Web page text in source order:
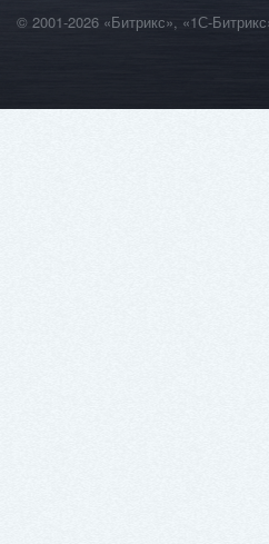
© 2001-2026 «Битрикс», «1С-